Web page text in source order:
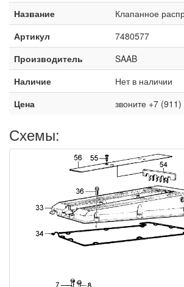
Название
Клапанное
Артикул
7480577
Производитель
SAAB
Наличие
Нет в наличии
Цена
звоните +7
Схемы: